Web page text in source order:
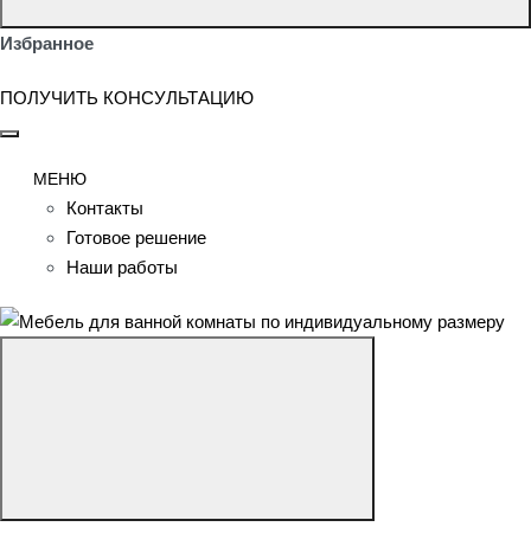
Избранное
ПОЛУЧИТЬ КОНСУЛЬТАЦИЮ
МЕНЮ
Контакты
Готовое решение
Наши работы